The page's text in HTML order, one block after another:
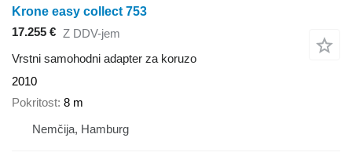
Krone easy collect 753
17.255 € Z DDV-jem
Vrstni samohodni adapter za koruzo
2010
Pokritost 8 m
Nemčija, Hamburg